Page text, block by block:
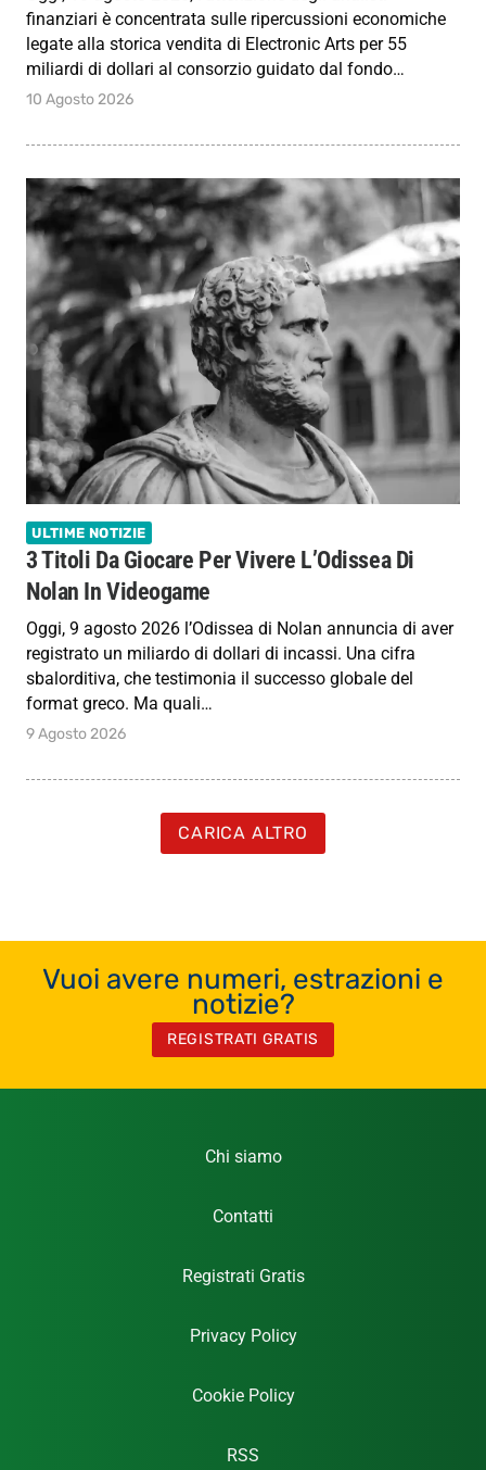
finanziari è concentrata sulle ripercussioni economiche
legate alla storica vendita di Electronic Arts per 55
miliardi di dollari al consorzio guidato dal fondo…
10 Agosto 2026
ULTIME NOTIZIE
3 Titoli Da Giocare Per Vivere L’Odissea Di
Nolan In Videogame
Oggi, 9 agosto 2026 l’Odissea di Nolan annuncia di aver
registrato un miliardo di dollari di incassi. Una cifra
sbalorditiva, che testimonia il successo globale del
format greco. Ma quali…
9 Agosto 2026
CARICA ALTRO
Vuoi avere numeri, estrazioni e
notizie?
REGISTRATI GRATIS
Chi siamo
Contatti
Registrati Gratis
Privacy Policy
Cookie Policy
RSS